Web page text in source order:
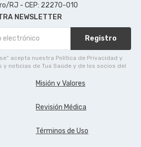
RJ - CEP: 22270-010
NEWSLETTER
Registro
acepta nuestra Política de Privacidad y
y noticias de Tua Saúde y de los socios del
Misión y Valores
Revisión Médica
Términos de Uso